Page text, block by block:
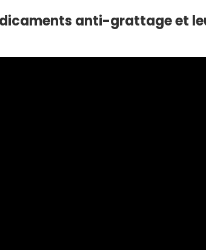
anti-grattage et